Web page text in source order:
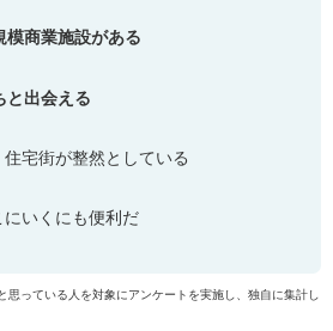
模商業施設がある
と出会える
宅街が整然としている
いくにも便利だ
っている人を対象にアンケートを実施し、独自に集計し